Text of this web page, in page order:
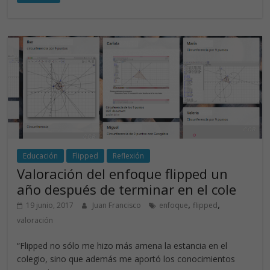
o
o
dI
n
A
p
p
Educación Flipped Reflexión
Valoración del enfoque flipped un
año después de terminar en el cole
19 junio, 2017 Juan Francisco enfoque, flipped,
valoración
“Flipped no sólo me hizo más amena la estancia en el
colegio, sino que además me aportó los conocimientos